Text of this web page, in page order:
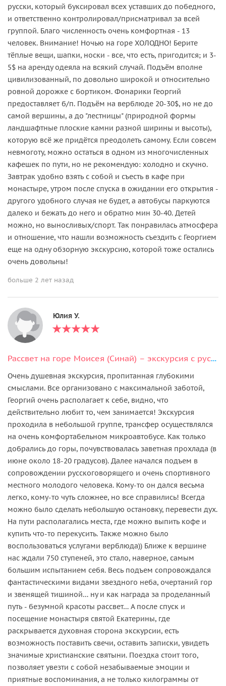
русски, который буксировал всех уставших до победного,
и ответственно контролировал/присматривал за всей
группой. Благо численность очень комфортная - 13
человек. Внимание! Ночью на горе ХОЛОДНО! Берите
тёплые вещи, шапки, носки - все, что есть, пригодится; и 3-
5$ на аренду одеяла на всякий случай. Подъём вполне
цивилизованный, по довольно широкой и относительно
ровной дорожке с бортиком. Фонарики Георгий
предоставляет б/п. Подъём на верблюде 20-30$, но не до
самой вершины, а до "лестницы" (природной формы
ландшафтные плоские камни разной ширины и высоты),
которую всё же придётся преодолеть самому. Если совсем
невмоготу, можно остаться в одном из многочисленных
кафешек по пути, но не рекомендую: холодно и скучно.
Завтрак удобно взять с собой и съесть в кафе при
монастыре, утром после спуска в ожидании его открытия -
другого удобного случая не будет, а автобусы паркуются
далеко и бежать до него и обратно мин 30-40. Детей
можно, но выносливых/спорт. Так понравилась атмосфера
и отношение, что нашли возможность съездить с Георгием
еще на одну обзорную экскурсию, которой тоже остались
очень довольны!
больше 2 лет назад
Юлия У.
Рассвет на горе Моисея (Синай) – экскурсия с русским гидом
Очень душевная экскурсия, пропитанная глубокими
смыслами. Все организовано с максимальной заботой,
Георгий очень располагает к себе, видно, что
действительно любит то, чем занимается! Экскурсия
проходила в небольшой группе, трансфер осуществлялся
на очень комфортабельном микроавтобусе. Как только
добрались до горы, почувствовалась заветная прохлада (в
июне около 18-20 градусов). Далее начался подъем в
сопровождении русскоговорящего и очень спортивного
местного молодого человека. Кому-то он дался весьма
легко, кому-то чуть сложнее, но все справились! Всегда
можно было сделать небольшую остановку, перевести дух.
На пути располагались места, где можно выпить кофе и
купить что-то перекусить. Также можно было
воспользоваться услугами верблюда)) Ближе к вершине
нас ждали 750 ступеней, это стало, наверное, самым
большим испытанием себя. Весь подъем сопровождался
фантастическими видами звездного неба, очертаний гор
и звенящей тишиной… ну и как награда за проделанный
путь - безумной красоты рассвет… А после спуск и
посещение монастыря святой Екатерины, где
раскрывается духовная сторона экскурсии, есть
возможность поставить свечи, оставить записки, увидеть
значимые христианские святыни. Поездка стоит того,
позволяет увезти с собой незабываемые эмоции и
приятные воспоминания, а не только килограммы от